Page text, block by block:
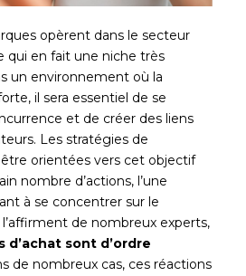
opèrent dans le secteur
qui en fait une niche très
un environnement où la
il sera essentiel de se
et de créer des liens
Les stratégies de
orientées vers cet objectif
nombre d’actions, l’une
à se concentrer sur le
de nombreux experts,
d’achat sont d’ordre
de nombreux cas, ces réactions